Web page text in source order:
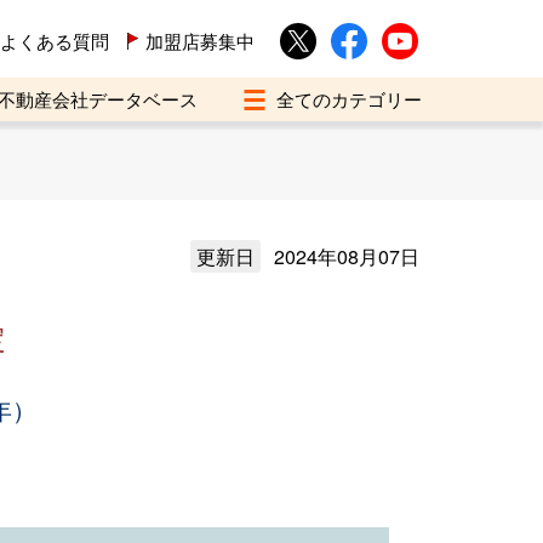
よくある質問 加盟店募集中
動産会社データベース
更新日 2024年08月07日